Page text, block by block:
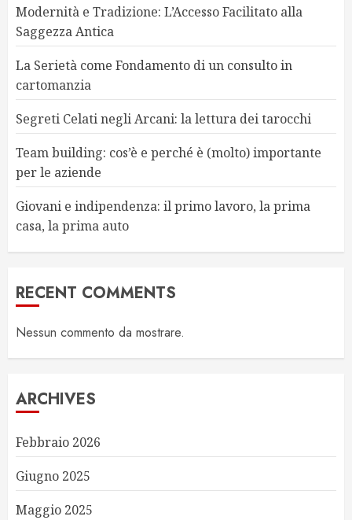
Modernità e Tradizione: L’Accesso Facilitato alla
Saggezza Antica
La Serietà come Fondamento di un consulto in
cartomanzia
Segreti Celati negli Arcani: la lettura dei tarocchi
Team building: cos’è e perché è (molto) importante
per le aziende
Giovani e indipendenza: il primo lavoro, la prima
casa, la prima auto
RECENT COMMENTS
Nessun commento da mostrare.
ARCHIVES
Febbraio 2026
Giugno 2025
Maggio 2025